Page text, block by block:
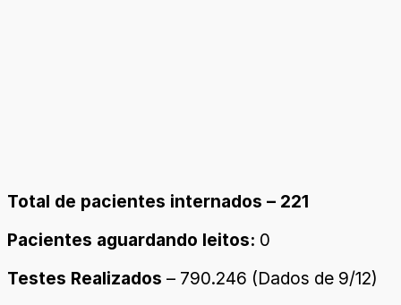
Total de pacientes internados – 221
Pacientes aguardando leitos: 0
Testes Realizados – 790.246 (Dados de 9/12)